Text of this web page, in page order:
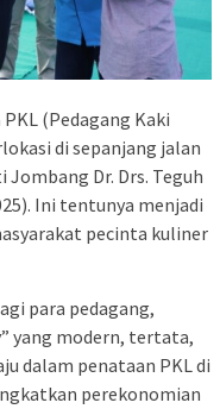
(Pedagang Kaki
di sepanjang jalan
Dr. Drs. Teguh
Ini tentunya menjadi
pecinta kuliner
para pedagang,
yang modern, tertata,
dalam penataan PKL di
perekonomian